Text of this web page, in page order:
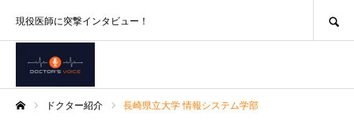
現役医師に突撃インタビュー！
ドクター紹介 長崎県立大学 情報システム学部